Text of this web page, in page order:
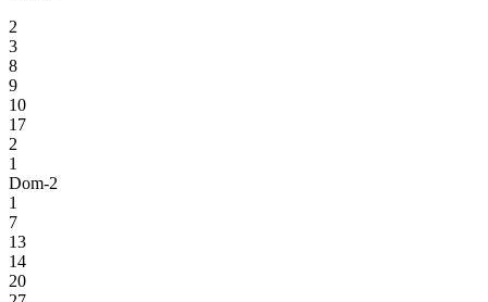
2
3
8
9
10
17
2
1
Dom-2
1
7
13
14
20